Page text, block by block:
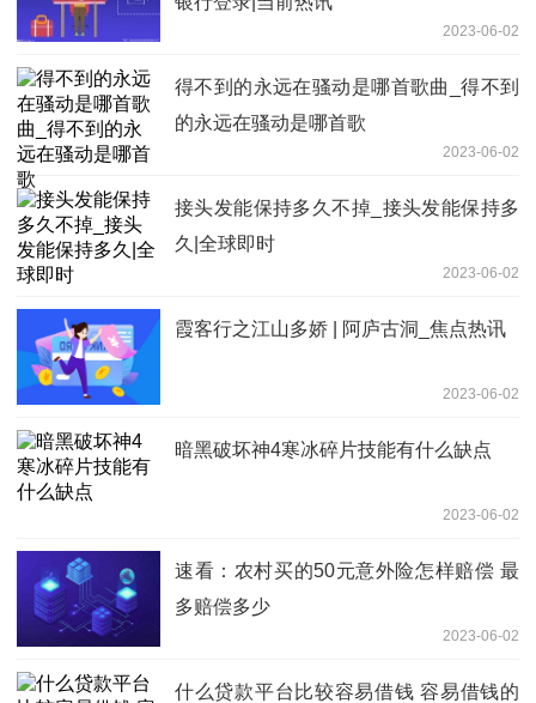
2023-06-02
得不到的永远在骚动是哪首歌曲_得不到
的永远在骚动是哪首歌
2023-06-02
接头发能保持多久不掉_接头发能保持多
久|全球即时
2023-06-02
霞客行之江山多娇 | 阿庐古洞_焦点热讯
2023-06-02
暗黑破坏神4寒冰碎片技能有什么缺点
2023-06-02
速看：农村买的50元意外险怎样赔偿 最
多赔偿多少
2023-06-02
什么贷款平台比较容易借钱 容易借钱的